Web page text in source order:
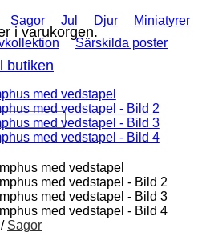
i varukorgen.
butiken
Sagor Jul Djur
Miniatyrer
Särskilda poster
/ Sagor